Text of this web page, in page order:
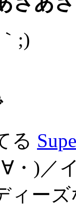
;)
る
・)／
ィー